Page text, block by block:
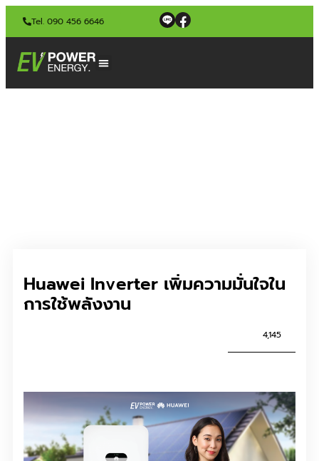
Tel. 090 456 6646
Huawei Inverter เพิ่มความมั่นใจใน
การใช้พลังงาน
4,145